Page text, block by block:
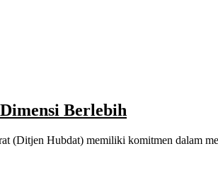
Berlebih
(Ditjen Hubdat) memiliki komitmen dalam